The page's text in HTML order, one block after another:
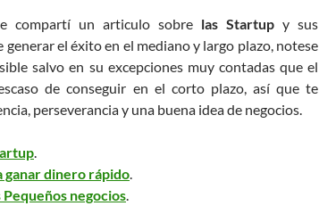
compartí un articulo sobre las Startup y sus
el éxito en el mediano y largo plazo, notese
salvo en su excepciones muy contadas que el
de conseguir en el corto plazo, así que te
perseverancia y una buena idea de negocios.
.
ganar dinero rápido.
Pequeños negocios.